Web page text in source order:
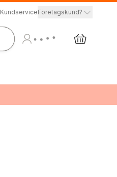
KundserviceFöretagskund?